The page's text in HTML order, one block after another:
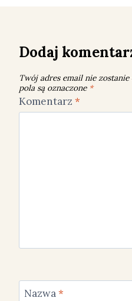
Dodaj
Twój adres email nie
pola są oznaczone *
Komentarz *
Nazwa*